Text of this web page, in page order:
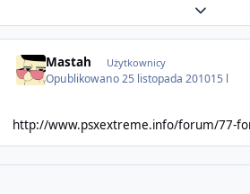
Expand
Mastah Użytkownicy
Opublikowano25 listopada 201015 l
http://www.psxextreme.info/forum/77-